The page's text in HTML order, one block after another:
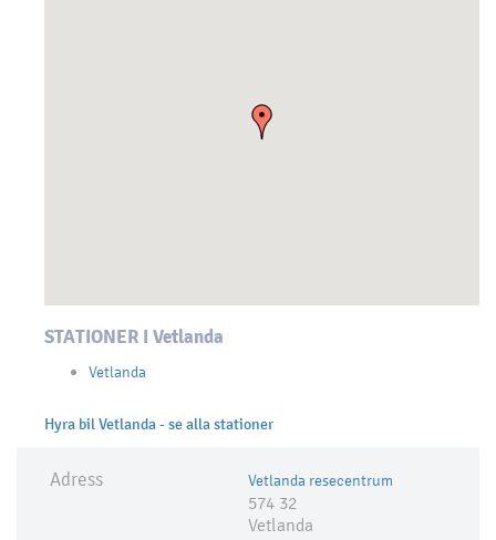
STATIONER I Vetlanda
Vetlanda
Hyra bil Vetlanda - se alla stationer
Adress Vetlanda resecentrum
574 32
Vetlanda